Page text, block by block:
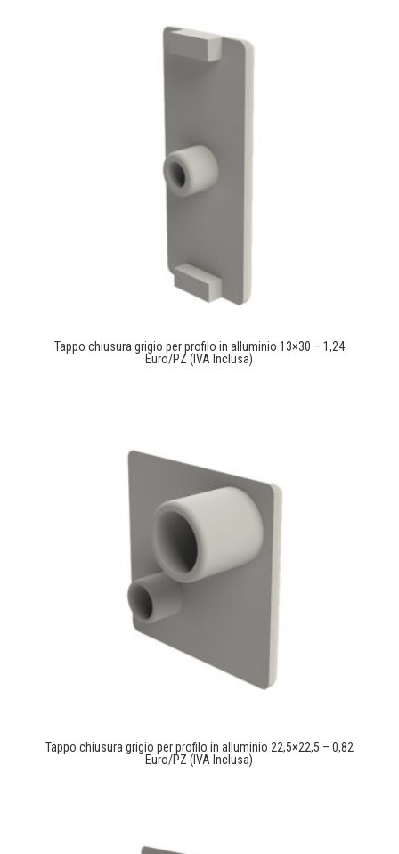
Tappo chiusura grigio per profilo in alluminio 13×30 – 1,24
Euro/PZ (IVA Inclusa)
Tappo chiusura grigio per profilo in alluminio 22,5×22,5 – 0,82
Euro/PZ (IVA Inclusa)